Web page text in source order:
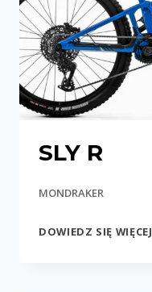
SLY R
MONDRAKER
DOWIEDZ SIĘ WIĘCEJ